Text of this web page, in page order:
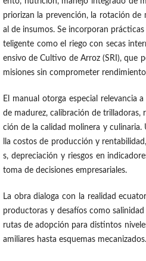
priorizan la prevención, la rotación
al de insumos. Se incorporan
teligente como el riego con secas
ensivo de Cultivo de Arroz (SRI), que
misiones sin comprometer
El manual otorga especial relevancia
de madurez, calibración de trilladoras,
ción de la calidad molinera y
lla costos de producción y
s, depreciación y riesgos en
toma de decisiones empresariales.
La obra dialoga con la realidad
productoras y desafíos como
rutas de adopción para distintos
amiliares hasta esquemas mecanizados.